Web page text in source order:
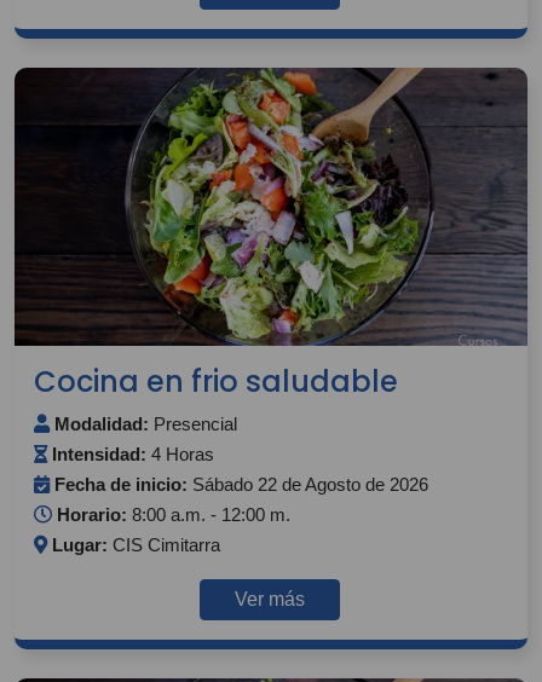
Cocina en frio saludable
Modalidad: Presencial
Intensidad: 4 Horas
Fecha de inicio: Sábado 22 de Agosto de 2026
Horario: 8:00 a.m. - 12:00 m.
Lugar: CIS Cimitarra
Ver más